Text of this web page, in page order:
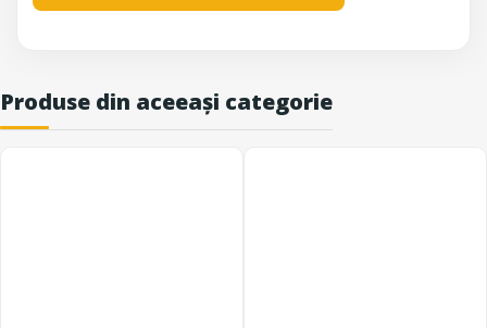
Produse din aceeași categorie